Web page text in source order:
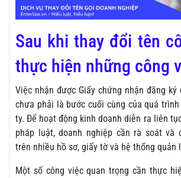
Sau khi thay đổi tên
thực hiện những công
Việc nhận được Giấy chứng nhận đăng ký
chưa phải là bước cuối cùng của quá
ty. Để hoạt động kinh doanh diễn ra liên
pháp luật, doanh nghiệp cần rà soát và
trên nhiều hồ sơ, giấy tờ và hệ thống quản
Một số công việc quan trọng cần thực